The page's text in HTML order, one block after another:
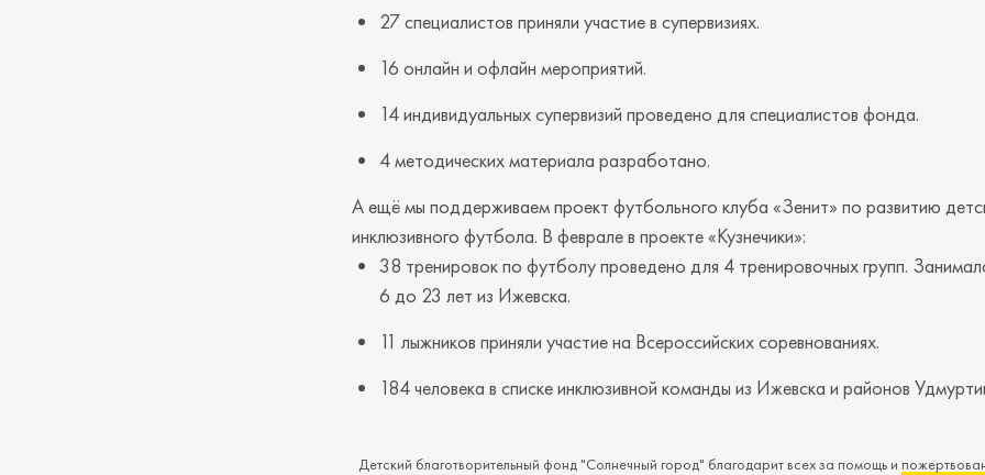
27 специалистов приняли участие в супервизиях.
16 онлайн и офлайн мероприятий.
14 индивидуальных супервизий проведено для специалистов фонда.
4 методических материала разработано.
А ещё мы поддерживаем проект футбольного клуба «Зенит» по развитию
инклюзивного футбола. В феврале в проекте «Кузнечики»:
38 тренировок по футболу проведено для 4 тренировочных групп.
6 до 23 лет из Ижевска.
11 лыжников приняли участие на Всероссийских соревнованиях.
184 человека в списке инклюзивной команды из Ижевска и районов
Детский благотворительный фонд "Солнечный город" благодарит всех за помощь и